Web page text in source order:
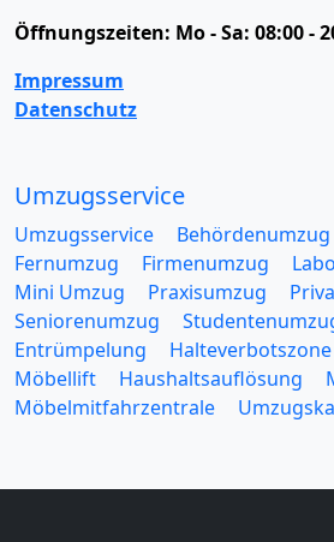
Öffnungszeiten: Mo - Sa: 08:00 -
Impressum
Datenschutz
Umzugsservice
Umzugsservice Behördenumzug
Fernumzug
Firmenumzug
Mini Umzug
Praxisumzug
Seniorenumzug
Entrümpelung
Halteverbotszone
Möbellift
Haushaltsauflösung
Möbelmitfahrzentrale